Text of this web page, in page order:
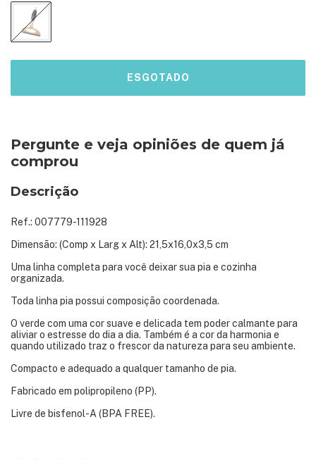
Pergunte e veja opiniões de quem já
comprou
Descrição
Ref.: 007779-111928
Dimensão: (Comp x Larg x Alt): 21,5x16,0x3,5 cm
Uma linha completa para você deixar sua pia e cozinha
organizada.
Toda linha pia possui composição coordenada.
O verde com uma cor suave e delicada tem poder calmante para
aliviar o estresse do dia a dia. Também é a cor da harmonia e
quando utilizado traz o frescor da natureza para seu ambiente.
Compacto e adequado a qualquer tamanho de pia.
Fabricado em polipropileno (PP).
Livre de bisfenol-A (BPA FREE).